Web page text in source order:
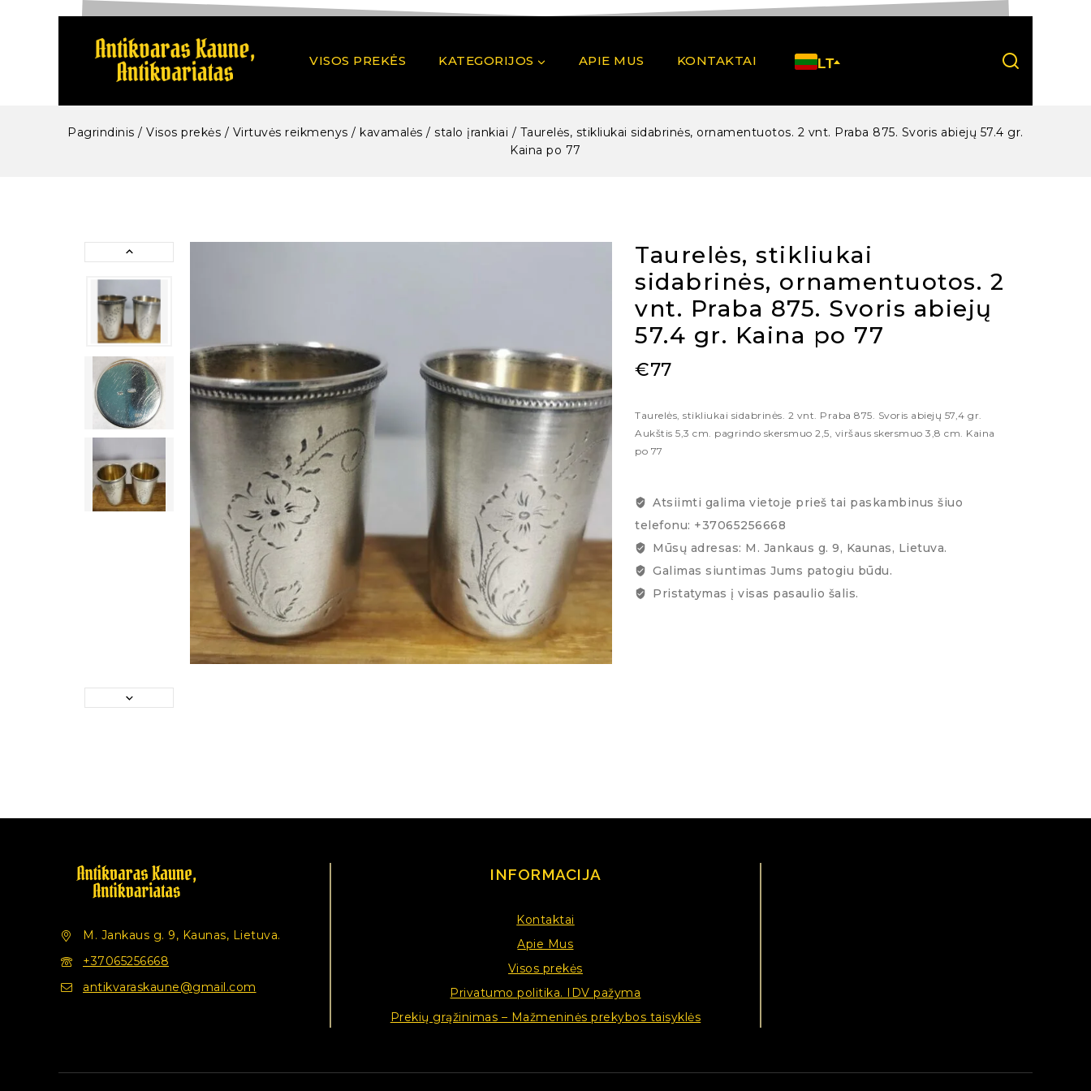
VISOS PREKĖS KATEGORIJOS APIE MUS KONTAKTAI LT
Pagrindinis / Visos prekės / Virtuvės reikmenys / kavamalės / stalo įrankiai / Taurelės, stikliukai sidabrinės, ornamentuotos. 2 vnt. Praba 875. Svoris abiejų 57.4 gr.
Kaina po 77
Taurelės, stikliukai
sidabrinės, ornamentuotos. 2
vnt. Praba 875. Svoris abiejų
57.4 gr. Kaina po 77
€77
Taurelės, stikliukai sidabrinės. 2 vnt. Praba 875. Svoris abiejų 57,4 gr.
Aukštis 5,3 cm. pagrindo skersmuo 2,5, viršaus skersmuo 3,8 cm. Kaina
po 77
Atsiimti galima vietoje prieš tai paskambinus šiuo
telefonu: +37065256668
Mūsų adresas: M. Jankaus g. 9, Kaunas, Lietuva.
Galimas siuntimas Jums patogiu būdu.
Pristatymas į visas pasaulio šalis.
M. Jankaus g. 9, Kaunas, Lietuva.
+37065256668
antikvaraskaune@gmail.com
INFORMACIJA
Kontaktai
Apie Mus
Visos prekės
Privatumo politika. IDV pažyma
Prekių grąžinimas – Mažmeninės prekybos taisyklės